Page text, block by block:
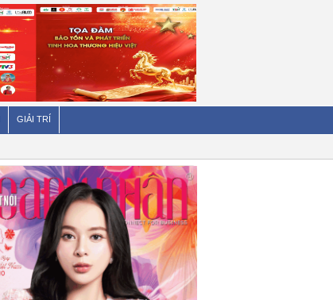
GIẢI TRÍ